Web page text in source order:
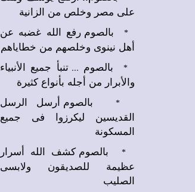
على مصر وخلص من الزانية
*
بالصوم رفع الله غضبه عن
أهل نينوى وخلصهم من خطاياهم
* بالصوم ... تنبأ جميع الأنبياء
والأبرار من أجله بأنواع كثيرة
*
بالصوم أرسل الرسل
القديسين ليكرزوا فى جميع
المسكونة
*
بالصوم كشف الله أسرار
عظيمة للصديقون ولابسى
الصليب